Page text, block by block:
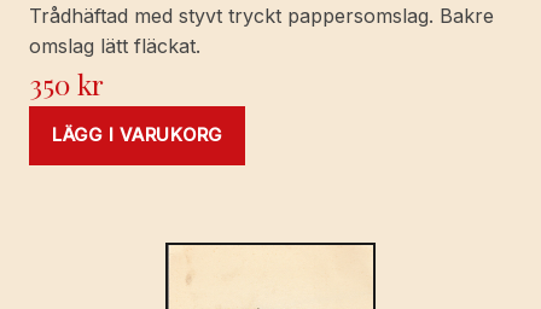
Trådhäftad med styvt tryckt pappersomslag. Bakre
omslag lätt fläckat.
350kr
LÄGG I VARUKORG